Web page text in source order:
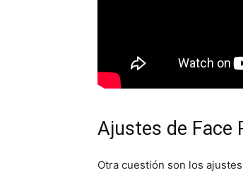
Ajustes de Face
Otra cuestión son los